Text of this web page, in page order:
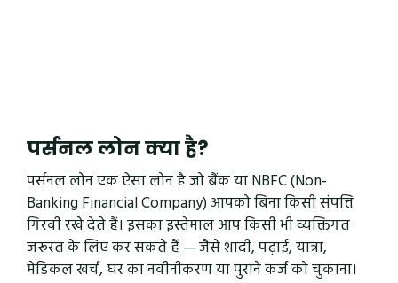
पर्सनल लोन क्या है?
पर्सनल लोन एक ऐसा लोन है जो बैंक या NBFC (Non-
Banking Financial Company) आपको बिना किसी संपत्ति
गिरवी रखे देते हैं। इसका इस्तेमाल आप किसी भी व्यक्तिगत
जरूरत के लिए कर सकते हैं — जैसे शादी, पढ़ाई, यात्रा,
मेडिकल खर्च, घर का नवीनीकरण या पुराने कर्ज को चुकाना।